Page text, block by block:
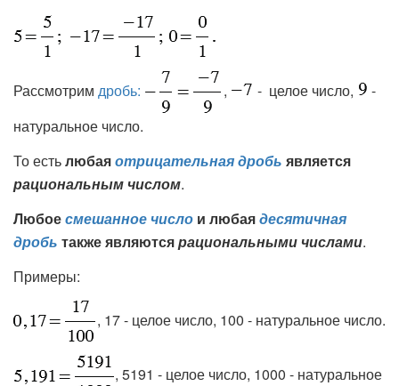
Рассмотрим дробь: , - целое число,
-
натуральное число.
То естьлюбаяотрицательная дробь является
рациональным числом.
Любоесмешанное число и любаядесятичная
дробь также являютсярациональными числами.
Примеры:
, 17 - целое число, 100 - натуральное число.
, 5191 - целое число, 1000 - натуральное